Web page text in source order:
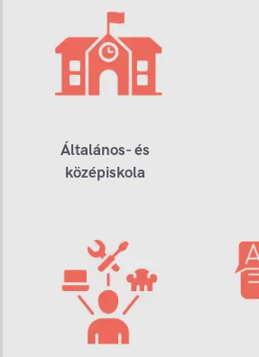
Általános- és
középiskola